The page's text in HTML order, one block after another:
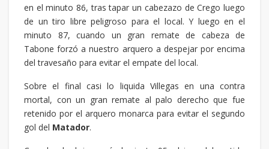
en el minuto 86, tras tapar un cabezazo de Crego luego
de un tiro libre peligroso para el local. Y luego en el
minuto 87, cuando un gran remate de cabeza de
Tabone forzó a nuestro arquero a despejar por encima
del travesaño para evitar el empate del local.
Sobre el final casi lo liquida Villegas en una contra
mortal, con un gran remate al palo derecho que fue
retenido por el arquero monarca para evitar el segundo
gol del Matador.